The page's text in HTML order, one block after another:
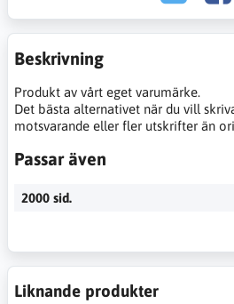
Beskrivning
Produkt av vårt eget varumärke.
Det bästa alternativet när du vill
motsvarande eller fler utskrifter än
Passar även
2000 sid.
Liknande produkter